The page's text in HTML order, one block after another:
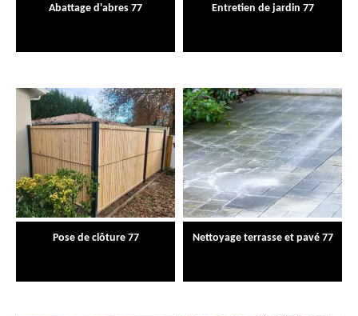
Abattage d'abres 77 Entretien de jardin 77
Pose de clôture 77 Nettoyage terrasse et pavé 77